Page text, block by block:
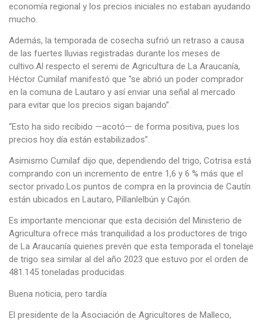
economía regional y los precios iniciales no estaban ayudando
mucho.
Además, la temporada de cosecha sufrió un retraso a causa
de las fuertes lluvias registradas durante los meses de
cultivo.Al respecto el seremi de Agricultura de La Araucanía,
Héctor Cumilaf manifestó que “se abrió un poder comprador
en la comuna de Lautaro y así enviar una señal al mercado
para evitar que los precios sigan bajando”.
“Esto ha sido recibido —acotó— de forma positiva, pues los
precios hoy día están estabilizados”.
Asimismo Cumilaf dijo que, dependiendo del trigo, Cotrisa está
comprando con un incremento de entre 1,6 y 6 % más que el
sector privado.Los puntos de compra en la provincia de Cautín
están ubicados en Lautaro, Pillanlelbún y Cajón.
Es importante mencionar que esta decisión del Ministerio de
Agricultura ofrece más tranquilidad a los productores de trigo
de La Araucanía quienes prevén que esta temporada el tonelaje
de trigo sea similar al del año 2023 que estuvo por el orden de
481.145 toneladas producidas.
Buena noticia, pero tardía
El presidente de la Asociación de Agricultores de Malleco,